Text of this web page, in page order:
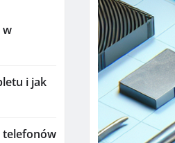
w
i jak
telefonów